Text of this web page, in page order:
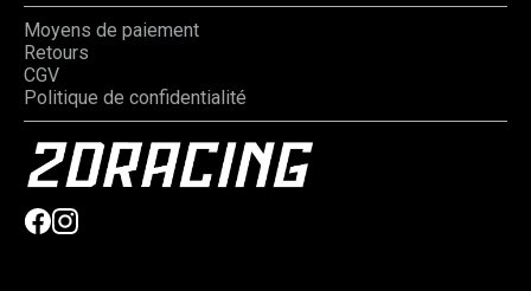
Moyens de paiement
Retours
CGV
Politique de confidentialité